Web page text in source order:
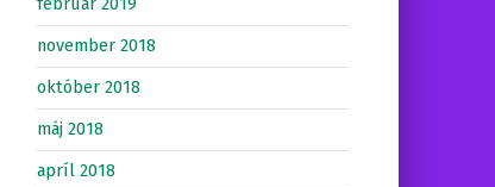
november 2018
október 2018
máj 2018
apríl 2018